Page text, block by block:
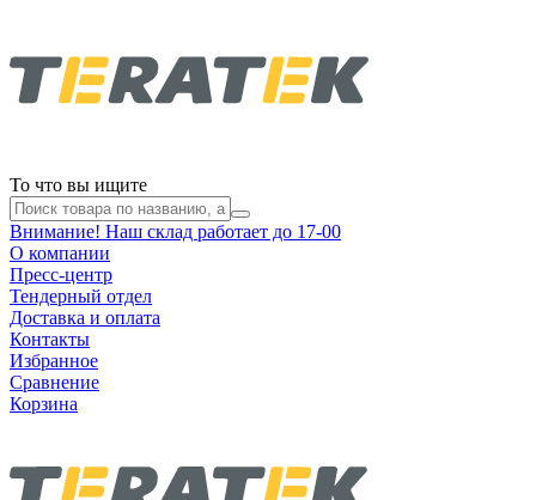
То что вы ищите
Внимание! Наш склад работает до 17-00
О компании
Пресс-центр
Тендерный отдел
Доставка и оплата
Контакты
Избранное
Сравнение
Корзина